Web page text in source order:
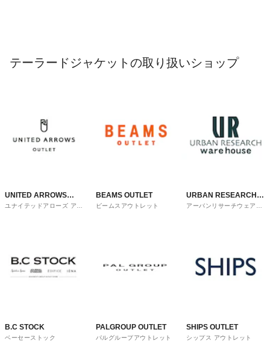
テーラードジャケットの取り扱いショップ
UNITED ARROWS
OUTLET
ユナイテッドアローズ アウ
BEAMS OUTLET
ビームスアウトレット
URBAN RESEARCH
ware house
アーバンリサーチウェアハ
B.C STOCK
ベーセーストック
PALGROUP OUTLET
パルグループアウトレット
SHIPS OUTLET
シップス アウトレット